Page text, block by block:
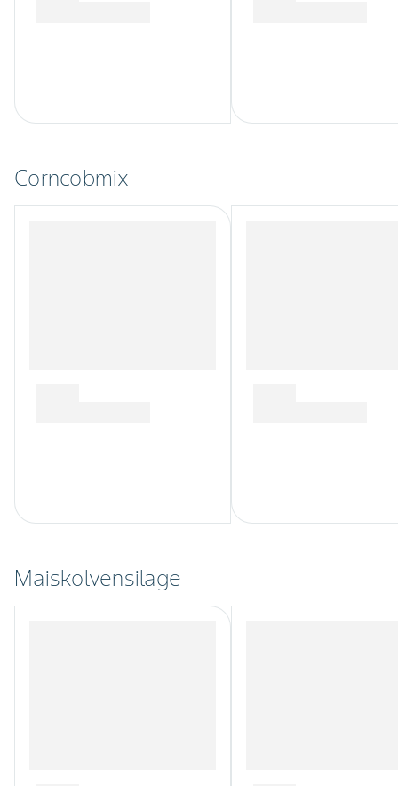
Corncobmix
Maiskolvensilage